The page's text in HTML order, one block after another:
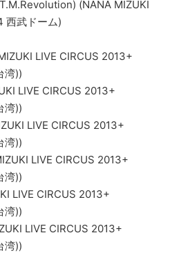
(NANA MIZUKI
西武ドーム)
LIVE CIRCUS 2013+
湾))
LIVE CIRCUS 2013+
湾))
LIVE CIRCUS 2013+
湾))
LIVE CIRCUS 2013+
湾))
LIVE CIRCUS 2013+
湾))
LIVE CIRCUS 2013+
湾))